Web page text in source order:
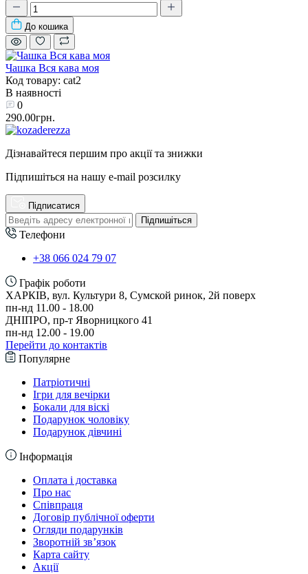
До кошика
Чашка Вся кава моя
Код товару: cat2
В наявності
0
290.00грн.
Дізнавайтеся першим про акції та знижки
Підпишіться на нашу e-mail розсилку
Підписатися
Підпишіться
Телефони
+38 066 024 79 07
Графік роботи
ХАРКІВ, вул. Культури 8, Сумской ринок, 2й поверх
пн-нд 11.00 - 18.00
ДНІПРО, пр-т Яворницкого 41
пн-нд 12.00 - 19.00
Перейти до контактів
Популярне
Патріотичні
Ігри для вечірки
Бокали для віскі
Подарунок чоловіку
Подарунок дівчині
Інформація
Оплата і доставка
Про нас
Співпраця
Договір публічної оферти
Огляди подарунків
Зворотній зв’язок
Карта сайту
Акції